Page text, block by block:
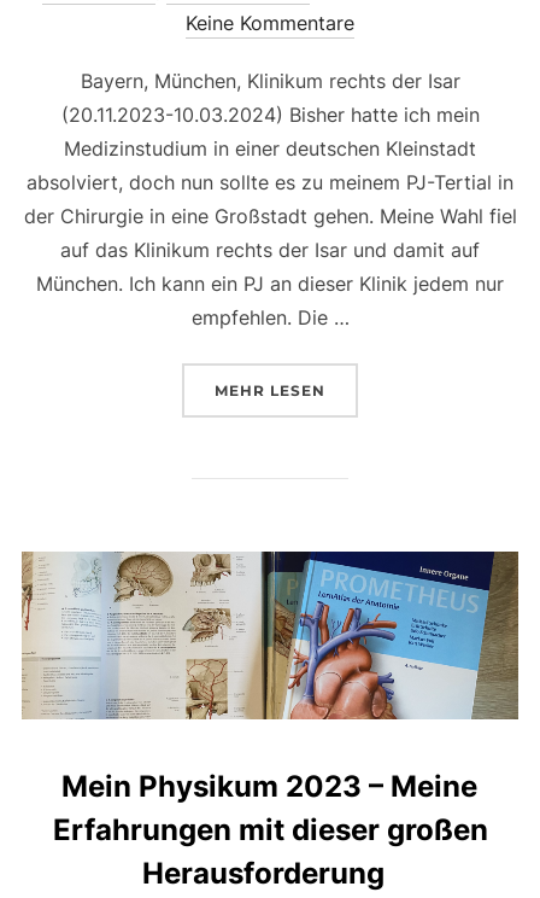
am
Keine Kommentare
Bayern, München, Klinikum rechts der Isar
(20.11.2023-10.03.2024) Bisher hatte ich mein
Medizinstudium in einer deutschen Kleinstadt
absolviert, doch nun sollte es zu meinem PJ-Tertial in
der Chirurgie in eine Großstadt gehen. Meine Wahl fiel
auf das Klinikum rechts der Isar und damit auf
München. Ich kann ein PJ an dieser Klinik jedem nur
empfehlen. Die …
MEHR ÜBER „PJ IN MÜNCHEN –
LESEN
Mein Physikum 2023 – Meine
Erfahrungen mit dieser großen
Herausforderung